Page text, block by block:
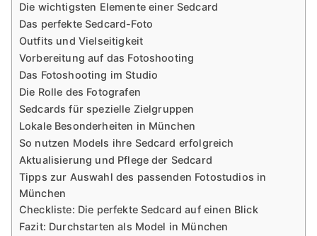
Die wichtigsten Elemente einer Sedcard
Das perfekte Sedcard-Foto
Outfits und Vielseitigkeit
Vorbereitung auf das Fotoshooting
Das Fotoshooting im Studio
Die Rolle des Fotografen
Sedcards für spezielle Zielgruppen
Lokale Besonderheiten in München
So nutzen Models ihre Sedcard erfolgreich
Aktualisierung und Pflege der Sedcard
Tipps zur Auswahl des passenden Fotostudios in
München
Checkliste: Die perfekte Sedcard auf einen Blick
Fazit: Durchstarten als Model in München